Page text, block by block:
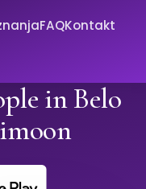
FAQKontakt
in Belo